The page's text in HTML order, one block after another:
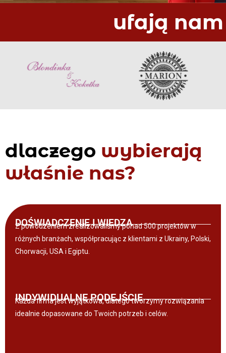
ufają nam
dlaczego wybierają
właśnie nas?
DOŚWIADCZENIE I WIEDZA
Z powodzeniem zrealizowaliśmy ponad 500 projektów w
różnych branżach, współpracując z klientami z Ukrainy, Polski,
Chorwacji, USA i Egiptu.
INDYWIDUALNE PODEJŚCIE
Każda firma jest wyjątkowa, dlatego tworzymy rozwiązania
idealnie dopasowane do Twoich potrzeb i celów.